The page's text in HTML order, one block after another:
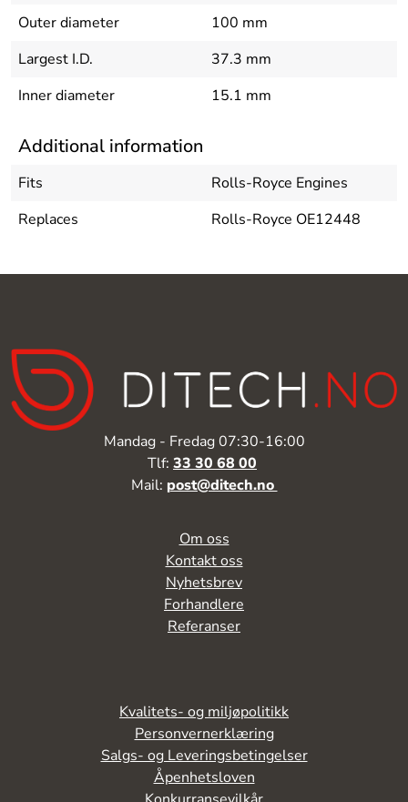
Outer diameter
100 mm
Largest I.D.
37.3 mm
Inner diameter
15.1 mm
Additional information
Fits
Rolls-Royce Engines
Replaces
Rolls-Royce OE12448
Mandag - Fredag 07:30-16:00
Tlf: 33 30 68 00
Mail: post@ditech.no
Kvalitets- og miljøpolitikk
Personvernerklæring
Salgs- og Leveringsbetingelser
Åpenhetsloven
Om oss
Kontakt oss
Nyhetsbrev
Forhandlere
Referanser